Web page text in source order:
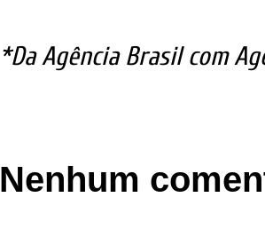
*Da Agência Brasil com
Nenhum